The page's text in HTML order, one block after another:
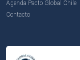
Agenda Pacto Global Chile
Contacto